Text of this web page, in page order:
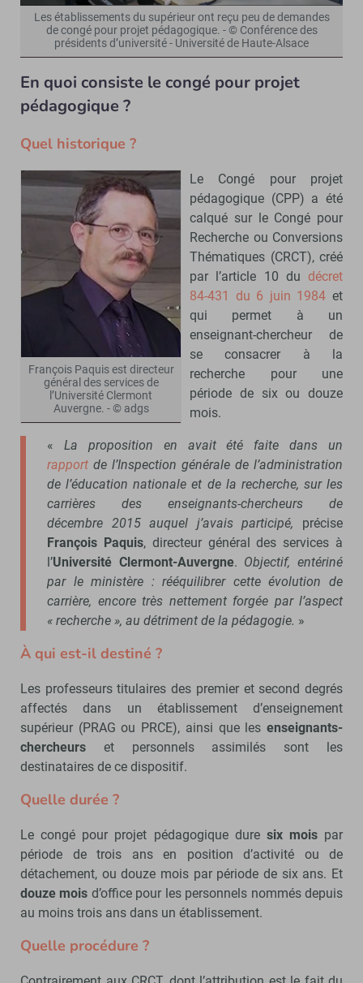
Les établissements du supérieur ont reçu peu de demandes
de congé pour projet pédagogique. - © Conférence des
présidents d’université - Université de Haute-Alsace
En quoi consiste le congé pour projet
pédagogique ?
Quel historique ?
François Paquis est directeur
général des services de
l’Université Clermont
Auvergne. - © adgs
Le Congé pour projet
pédagogique (CPP) a été
calqué sur le Congé pour
Recherche ou Conversions
Thématiques (CRCT), créé
par l’article 10 du décret
84-431 du 6 juin 1984 et
qui permet à un
enseignant-chercheur de
se consacrer à la
recherche pour une
période de six ou douze
mois.
« La proposition en avait été faite dans un
rapport de l’Inspection générale de l’administration
de l’éducation nationale et de la recherche, sur les
carrières des enseignants-chercheurs de
décembre 2015 auquel j’avais participé, précise
François Paquis, directeur général des services à
l’Université Clermont-Auvergne. Objectif, entériné
par le ministère : rééquilibrer cette évolution de
carrière, encore très nettement forgée par l’aspect
« recherche », au détriment de la pédagogie. »
À qui est-il destiné ?
Les professeurs titulaires des premier et second degrés
affectés dans un établissement d’enseignement
supérieur (PRAG ou PRCE), ainsi que les enseignants-
chercheurs et personnels assimilés sont les
destinataires de ce dispositif.
Quelle durée ?
Le congé pour projet pédagogique dure six moispar
période de trois ans en position d’activité ou de
détachement, ou douze mois par période de six ans. Et
douze mois d’office pour les personnels nommés depuis
au moins trois ans dans un établissement.
Quelle procédure ?